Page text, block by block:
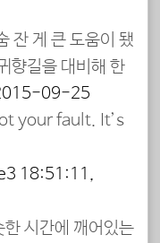
잔 게 큰 도움이 됐
향길을 대비해 한
09-25
your fault. It’s
18:51:11,
한 시간에 깨어있는